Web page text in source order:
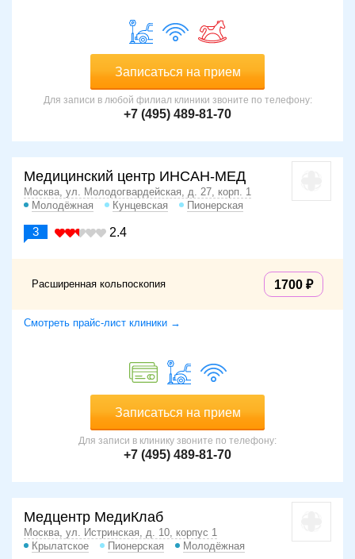
Записаться на прием
Для записи в любой филиал клиники звоните по телефону:
+7 (495) 489-81-70
Медицинский центр ИНСАН-МЕД
Москва, ул. Молодогвардейская, д. 27, корп. 1
Молодёжная
Кунцевская Пионерская
3 2.4
Расширенная кольпоскопия 1700
Смотреть прайс-лист клиники →
Записаться на прием
Для записи в клинику звоните по телефону:
+7 (495) 489-81-70
Медцентр МедиКлаб
Москва, ул. Истринская, д. 10, корпус 1
Крылатское
Пионерская Молодёжная